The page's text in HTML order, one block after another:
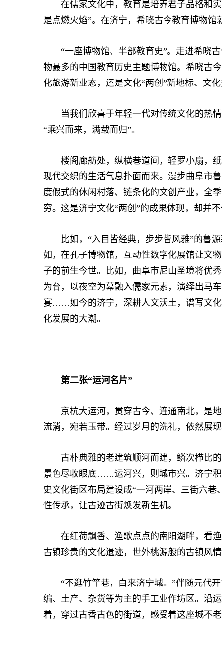
在儒家文化中，教育是培养君子品格和实
是点燃火焰”。在济宁，希晓古今教育博物
“一座博物馆、半部教育史”。走进希晓古
物最多的中国教育历史主题博物馆。希晓古
化旅游新业态，还是文化“两创”新地标、文
当我们欣喜于年轻一代对传统文化的热情
“乘兴而来，满载而归”。
楼阁廊舫处，纵横巷道间，轻罗小扇，
现代交织的生活气息扑面而来。漫步曲阜市
度假式的休闲村落、链条化的文创产业，全
穷。这是济宁文化“两创”的成果体现，却并
比如，“入目皆经典，步步皆风雅”的鲁源
如，在孔子博物馆，互动性数字化展馆让文
子的前生今世。比如，曲阜市尼山圣境将优
为台，以夜空为幕融入儒家元素，演绎出马
宴……如今的济宁，深耕人文沃土，谱写文
化发展的大潮。
第二张“运河名片”
京杭大运河，贯穿古今、连通南北，是地
流淌，宛若玉带。经过岁月的洗礼，依然展
古朴典雅的老建筑顺河而建，鳞次栉比的
景色尽收眼底……运河兴，则城市兴。济宁积
史文化街区布局建设成“一河两岸、三街六
性传承，让古迹古街焕发新生机。
在红荷飘香、渔歌点点的南阳湖畔，看渔
古镇珍贵的文化遗迹，世外桃源般的古镇风
“不逛竹竿巷，白来济宁城。”伴随元代开
编、土产、杂货等为主的手工业作坊区。沿
着，穿过古香古色的街道，感受着这座城不